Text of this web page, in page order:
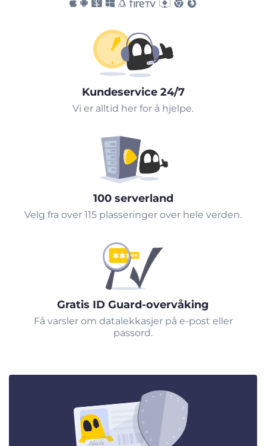
Kundeservice 24/7
Vi er alltid her for å hjelpe.
100 serverland
Velg fra over 115 plasseringer over hele verden.
Gratis ID Guard-overvåking
Få varsler om datalekkasjer på e-post eller
passord.